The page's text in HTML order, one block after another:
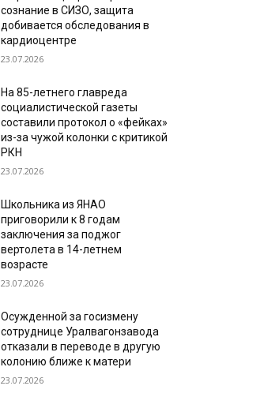
сознание в СИЗО, защита
добивается обследования в
кардиоцентре
23.07.2026
На 85-летнего главреда
социалистической газеты
составили протокол о «фейках»
из-за чужой колонки с критикой
РКН
23.07.2026
Школьника из ЯНАО
приговорили к 8 годам
заключения за поджог
вертолета в 14-летнем
возрасте
23.07.2026
Осужденной за госизмену
сотруднице Уралвагонзавода
отказали в переводе в другую
колонию ближе к матери
23.07.2026